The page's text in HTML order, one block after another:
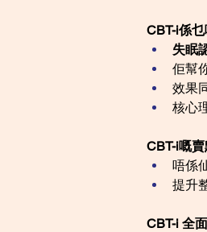
CBT-i係乜
失眠
佢幫
效果
核心
CBT-i嘅
唔係
提升
CBT-i 全